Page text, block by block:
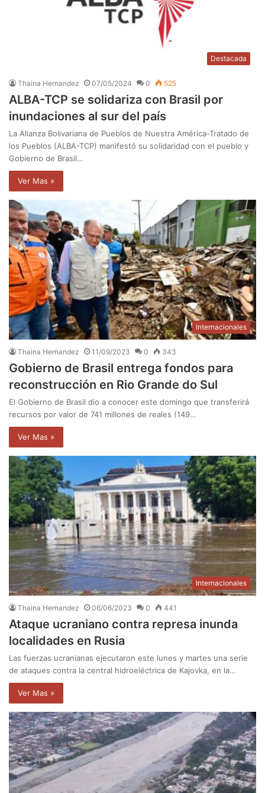
Destacada
Thaina Hernandez 07/05/2024 0 525
ALBA-TCP se solidariza con Brasil por
inundaciones al sur del país
La Alianza Bolivariana de Pueblos de Nuestra América-Tratado de
los Pueblos (ALBA-TCP) manifestó su solidaridad con el pueblo y
Gobierno de Brasil…
Ver Mas »
Internacionales
Thaina Hernandez 11/09/2023 0 343
Gobierno de Brasil entrega fondos para
reconstrucción en Rio Grande do Sul
El Gobierno de Brasil dio a conocer este domingo que transferirá
recursos por valor de 741 millones de reales (149…
Ver Mas »
Internacionales
Thaina Hernandez 06/06/2023 0 441
Ataque ucraniano contra represa inunda
localidades en Rusia
Las fuerzas ucranianas ejecutaron este lunes y martes una serie
de ataques contra la central hidroeléctrica de Kajovka, en la…
Ver Mas »